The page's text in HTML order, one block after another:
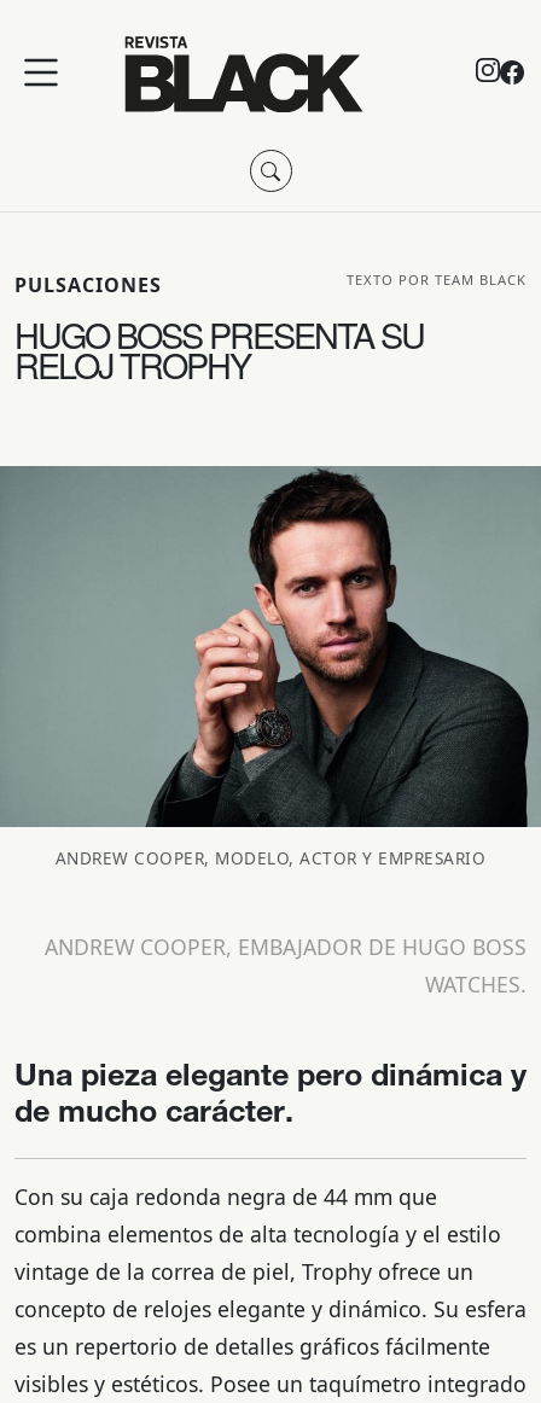
PULSACIONES TEXTO POR TEAM BLACK
HUGO BOSS PRESENTA SU
RELOJ TROPHY
ANDREW COOPER, MODELO, ACTOR Y EMPRESARIO
ANDREW COOPER, EMBAJADOR DE HUGO BOSS
WATCHES.
Una pieza elegante pero dinámica y
de mucho carácter.
Con su caja redonda negra de 44 mm que
combina elementos de alta tecnología y el estilo
vintage de la correa de piel, Trophy ofrece un
concepto de relojes elegante y dinámico. Su esfera
es un repertorio de detalles gráficos fácilmente
visibles y estéticos. Posee un taquímetro integrado